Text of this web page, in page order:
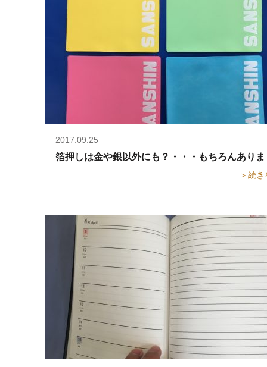
2017.09.25
箔押しは金や銀以外にも？・・・もちろんあり
＞続